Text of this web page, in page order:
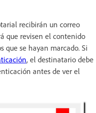
recibirán un correo
que revisen el contenido
que se hayan marcado. Si
, el destinatario debe
antes de ver el